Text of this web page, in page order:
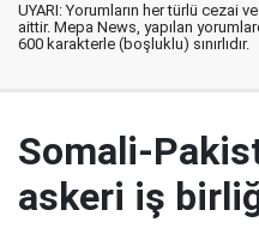
UYARI: Yorumların her türlü cezai
aittir. Mepa News, yapılan
600 karakterle (boşluklu) sınırlıdır.
Somali-
askeri iş